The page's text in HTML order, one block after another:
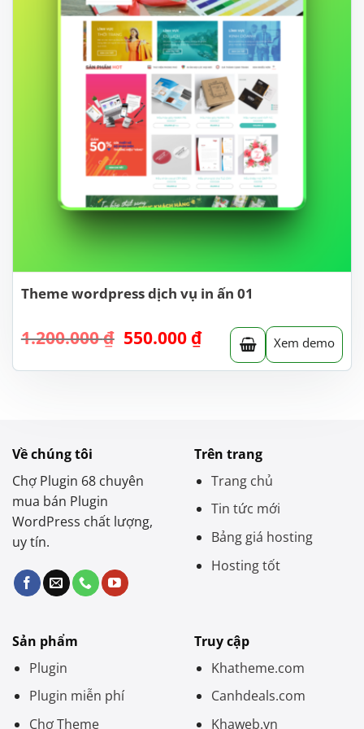
Theme wordpress dịch vụ in ấn 01
1.200.000₫ Giá
là:
550.000 ₫Giá
hiện
tại
Xem demo
Về chúng tôi
Chợ Plugin 68 chuyên
mua bán Plugin
WordPress chất lượng,
uy tín.
Trên trang
Trang chủ
Tin tức mới
Bảng giá hosting
Hosting tốt
Sản phẩm
Plugin
Plugin miễn phí
Chợ Theme
Truy cập
Khatheme.com
Canhdeals.com
Khaweb.vn